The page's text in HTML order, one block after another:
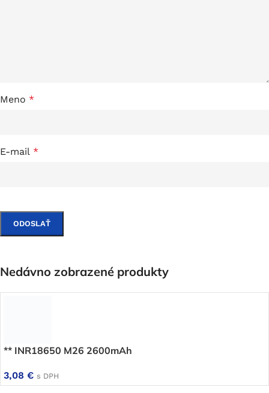
Meno *
E-mail *
Nedávno zobrazené produkty
** INR18650 M26 2600mAh
3,08 € s DPH